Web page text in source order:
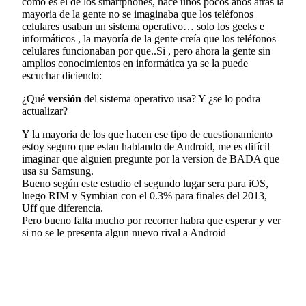
mayoria de la gente no se imaginaba que los teléfonos
celulares usaban un sistema operativo… solo los geeks e
informáticos , la mayoría de la gente creía que los teléfonos
celulares funcionaban por que..Si , pero ahora la gente sin
amplios conocimientos en informática ya se la puede
escuchar diciendo:
¿Qué versión del sistema operativo usa? Y ¿se lo podra
actualizar?
Y la mayoria de los que hacen ese tipo de cuestionamiento
estoy seguro que estan hablando de Android, me es difícil
imaginar que alguien pregunte por la version de BADA que
usa su Samsung.
Bueno según este estudio el segundo lugar sera para iOS,
luego RIM y Symbian con el 0.3% para finales del 2013,
Uff que diferencia.
Pero bueno falta mucho por recorrer habra que esperar y ver
si no se le presenta algun nuevo rival a Android